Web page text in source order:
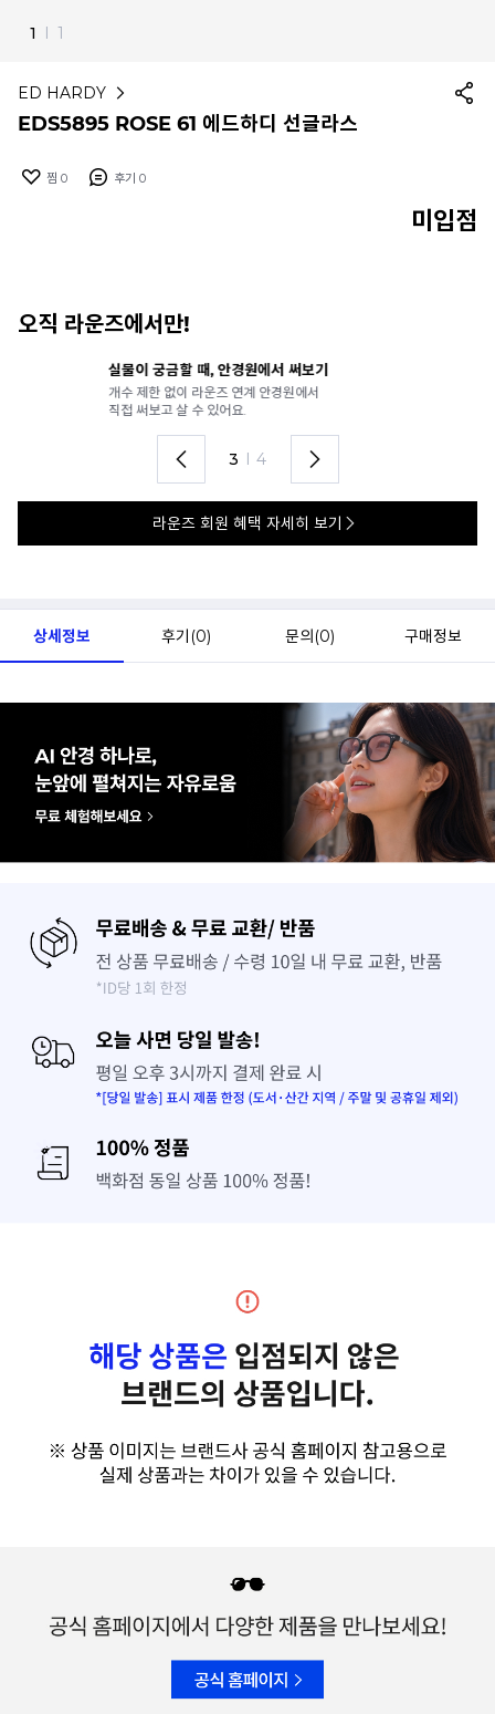
1 I 1
ED HARDY
EDS5895 ROSE 61 에드하디 선글라스
찜 0 후기 0
미입점
오직 라운즈에서만!
실물이 궁금할 때, 안경원에서 써보기
개수 제한 없이 라운즈 연계 안경원에서
직접 써보고 살 수 있어요.
3 I 4
라운즈 회원 혜택 자세히 보기
상세정보 후기(0) 문의(0) 구매정보